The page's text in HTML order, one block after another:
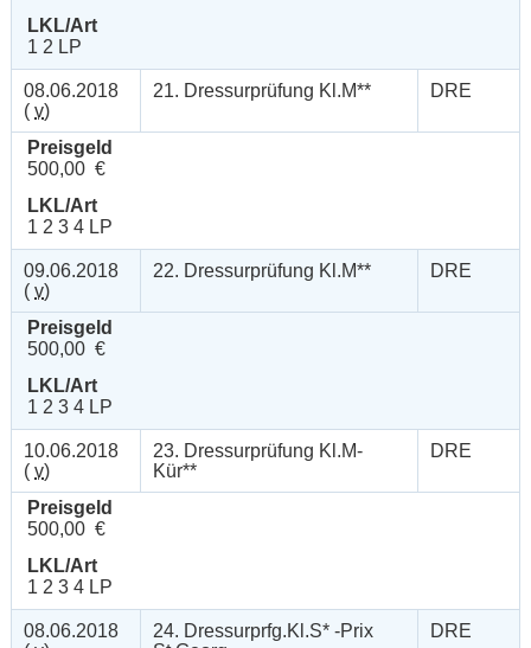
LKL/Art
1 2 LP
08.06.2018
( v)
21. Dressurprüfung Kl.M** DRE
Preisgeld
500,00 €
LKL/Art
1 2 3 4 LP
09.06.2018
( v)
22. Dressurprüfung Kl.M** DRE
Preisgeld
500,00 €
LKL/Art
1 2 3 4 LP
10.06.2018
( v)
23. Dressurprüfung Kl.M-
Kür**
DRE
Preisgeld
500,00 €
LKL/Art
1 2 3 4 LP
08.06.2018
24. Dressurprfg.Kl.S* -Prix
DRE